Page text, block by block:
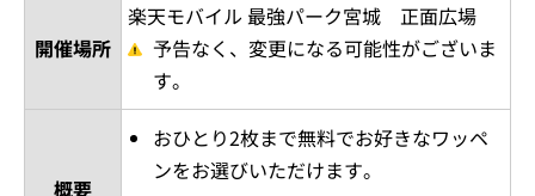
開催場所
楽天モバイル 最強パーク宮城 正面広場
予告なく、変更になる可能性がございま
す。
概要
おひとり2枚まで無料でお好きなワッペ
ンをお選びいただけます。